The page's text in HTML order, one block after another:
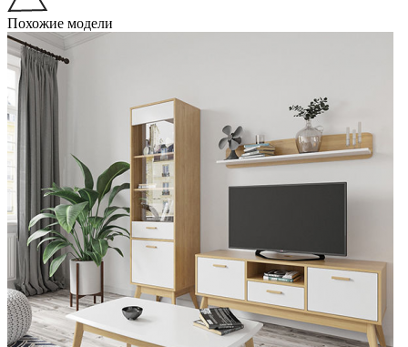
Похожие модели